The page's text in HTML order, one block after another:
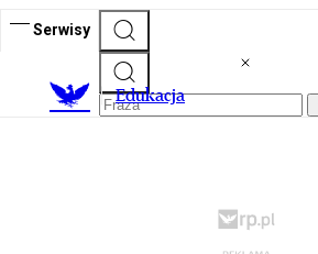
Serwisy
Edukacja